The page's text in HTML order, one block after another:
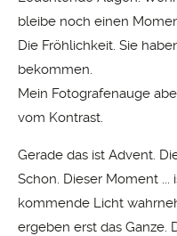
bleibe noch einen
Die Fröhlichkeit. Sie
bekommen.
Mein Fotografenauge
vom Kontrast.
Gerade das ist Advent.
Schon. Dieser Moment
kommende Licht
ergeben erst das Ganze.